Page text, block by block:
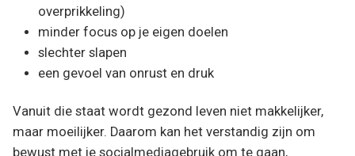
overprikkeling)
minder focus op je eigen doelen
slechter slapen
een gevoel van onrust en druk
Vanuit die staat wordt gezond leven niet makkelijker,
maar moeilijker. Daarom kan het verstandig zijn om
bewust met je socialmediagebruik om te gaan,